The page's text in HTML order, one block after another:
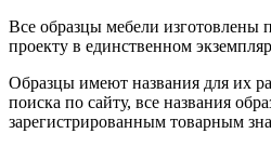
Все образцы мебели изготовлены
проекту в единственном
Образцы имеют названия для их
поиска по сайту, все названия
зарегистрированным товарным